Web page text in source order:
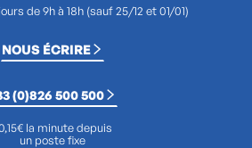
de 9h à 18h (sauf 25/12 et 01/01)
NOUS ÉCRIRE
(0)826 500 500
la minute depuis
un poste fixe